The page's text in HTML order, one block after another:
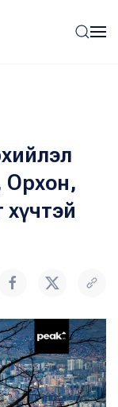
Орхон,
хүчтэй